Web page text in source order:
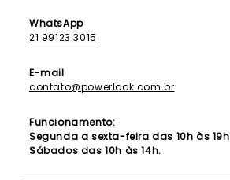
WhatsApp
21 99123 3015
E-mail
contato@powerlook.com.br
Funcionamento:
Segunda a sexta-feira das 10h às 19h
Sábados das 10h às 14h.